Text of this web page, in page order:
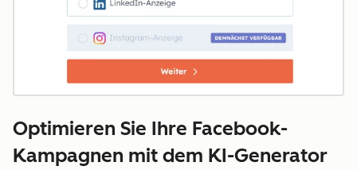
Optimieren Sie Ihre Facebook-
Kampagnen mit dem KI-Generator